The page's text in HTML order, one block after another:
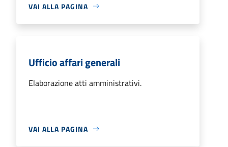
VAI ALLA PAGINA
Ufficio affari generali
Elaborazione atti amministrativi.
VAI ALLA PAGINA